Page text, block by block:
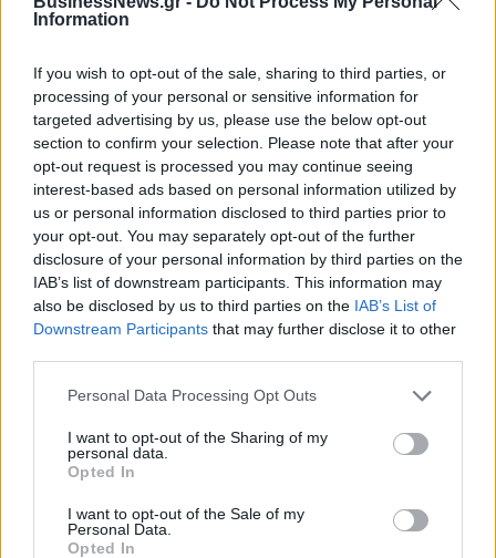
Information
If you wish to opt-out of the sale, sharing to third parties, or
processing of your personal or sensitive information for
targeted advertising by us, please use the below opt-out
section to confirm your selection. Please note that after your
opt-out request is processed you may continue seeing
interest-based ads based on personal information utilized by
us or personal information disclosed to third parties prior to
your opt-out. You may separately opt-out of the further
disclosure of your personal information by third parties on the
IAB’s list of downstream participants. This information may
also be disclosed by us to third parties on the IAB’s List of
Downstream Participants that may further disclose it to other
Personal Data Processing Opt Outs
I want to opt-out of the Sharing of my
personal data.
Opted In
I want to opt-out of the Sale of my
Personal Data.
Opted In
ΔΗΜΟΦΙΛΗ
Η Vendora επεκτείνεται σε 27 χώρες της
Ευρωπαϊκή 'Ενωσης
05/08/2026 - 10:52 ΕΠΙΧΕΙΡΗΣΕΙΣ
SpaceX: Άλμα 92% στα έσοδα του α' τριμήνου στα
7,8 δισ. δολάρια
05/08/2026 - 08:44 ΤΕΧΝΟΛΟΓΙΑ
Evergood: Άγγιξε τα 300 εκατ. ο τζίρος- Στα 10
Επιδαύρου άνοιξε τις πύλες του σε όλους
05/08/2026 - 12:41
Παπουτσάνης: Καθαρά κέρδη 3,4 εκατ. ευρώ στο
α΄ εξάμηνο – Στα 40,7 εκατ. ευρώ ο τζίρος